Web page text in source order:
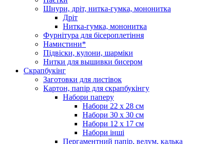
Шнури, дріт, нитка-гумка, мононитка
Дріт
Нитка-гумка, мононитка
Фурнітура для бісероплетіння
Намистини*
Підвіски, кулони, шарміки
Нитки для вышивки бисером
Скрапбукінг
Заготовки для листівок
Картон, папір для скрапбукінгу
Набори паперу
Набори 22 х 28 см
Набори 30 х 30 см
Набори 12 х 17 см
Набори інші
Пергаментний папір, велум, калька